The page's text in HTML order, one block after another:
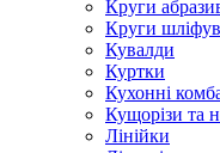
Круги
Круги
Кувалди
Куртки
Кухонні
Кущорізи та
Лінійки